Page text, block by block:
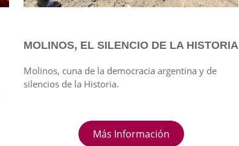
MOLINOS, EL SILENCIO DE LA HISTORIA
Molinos, cuna de la democracia argentina y de
silencios de la Historia.
Más Información